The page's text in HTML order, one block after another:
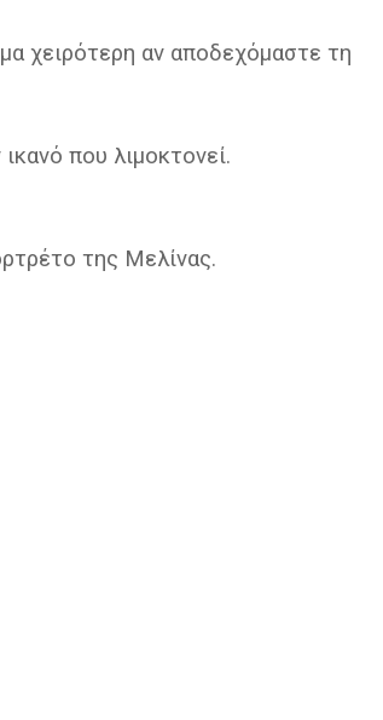
χειρότερη αν αποδεχόμαστε τη
που λιμοκτονεί.
της Μελίνας.